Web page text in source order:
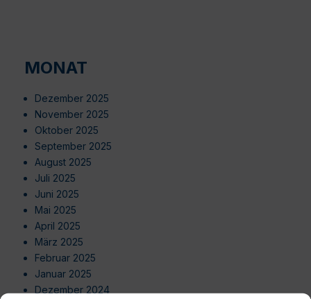
MONAT
Dezember 2025
November 2025
Oktober 2025
September 2025
August 2025
Juli 2025
Juni 2025
Mai 2025
April 2025
März 2025
Februar 2025
Januar 2025
Dezember 2024